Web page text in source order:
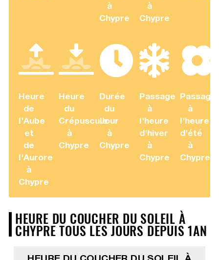
à
Chypre
à
Chypre
Heure
de
l'Aube
et
de
l'Aurore
à
Chypre
Heure
du
Crépuscule
à
Chypre
Durée
du
Jour
à
Chypre
Passage
à
l'heure
d'hiver
à
Chypre
Passage
à
l'heure
d'été
à
Chypre
HEURE DU COUCHER DU SOLEIL À
CHYPRE TOUS LES JOURS DEPUIS 1AN